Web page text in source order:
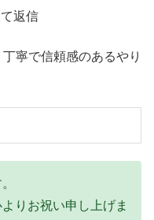
返信
寧で信頼感のあるやり
りお祝い申し上げま